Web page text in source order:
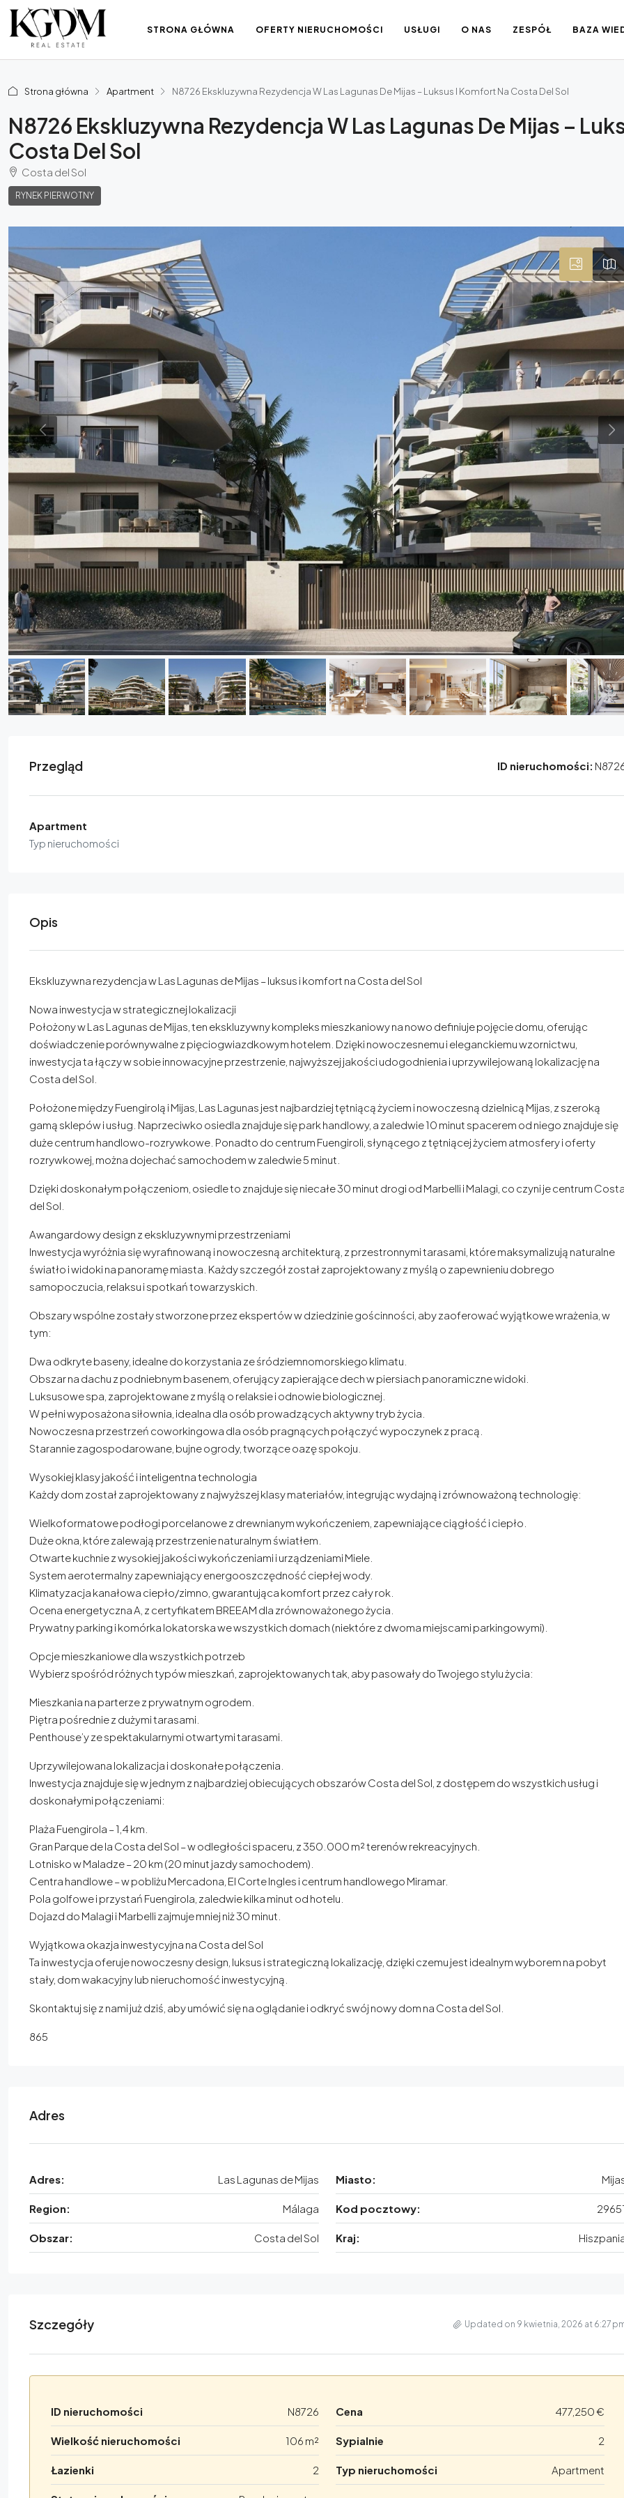
STRONA GŁÓWNA OFERTY NIERUCHOMOŚCI USŁUGI O NAS ZESPÓŁ BAZA
Strona główna Apartment N8726 Ekskluzywna Rezydencja W Las Lagunas De Mijas – Luksus I Komfort Na Costa Del Sol
N8726 Ekskluzywna Rezydencja W Las Lagunas De Mijas –
Costa Del Sol
Costa del Sol
RYNEK PIERWOTNY
Przegląd ID nieruchomości:
Apartment
Typ nieruchomości
Opis
Ekskluzywna rezydencja w Las Lagunas de Mijas – luksus i komfort na Costa del Sol
Nowa inwestycja w strategicznej lokalizacji
Położony w Las Lagunas de Mijas, ten ekskluzywny kompleks mieszkaniowy na nowo definiuje pojęcie domu, oferując
doświadczenie porównywalne z pięciogwiazdkowym hotelem. Dzięki nowoczesnemu i eleganckiemu wzornictwu,
inwestycja ta łączy w sobie innowacyjne przestrzenie, najwyższej jakości udogodnienia i uprzywilejowaną lokalizację na
Costa del Sol.
Położone między Fuengirolą i Mijas, Las Lagunas jest najbardziej tętniącą życiem i nowoczesną dzielnicą Mijas, z szeroką
gamą sklepów i usług. Naprzeciwko osiedla znajduje się park handlowy, a zaledwie 10 minut spacerem od niego znajduje się
duże centrum handlowo-rozrywkowe. Ponadto do centrum Fuengiroli, słynącego z tętniącej życiem atmosfery i oferty
rozrywkowej, można dojechać samochodem w zaledwie 5 minut.
Dzięki doskonałym połączeniom, osiedle to znajduje się niecałe 30 minut drogi od Marbelli i Malagi, co czyni je centrum
del Sol.
Awangardowy design z ekskluzywnymi przestrzeniami
Inwestycja wyróżnia się wyrafinowaną i nowoczesną architekturą, z przestronnymi tarasami, które maksymalizują naturalne
światło i widoki na panoramę miasta. Każdy szczegół został zaprojektowany z myślą o zapewnieniu dobrego
samopoczucia, relaksu i spotkań towarzyskich.
Obszary wspólne zostały stworzone przez ekspertów w dziedzinie gościnności, aby zaoferować wyjątkowe wrażenia, w
tym:
Dwa odkryte baseny, idealne do korzystania ze śródziemnomorskiego klimatu.
Obszar na dachu z podniebnym basenem, oferujący zapierające dech w piersiach panoramiczne widoki.
Luksusowe spa, zaprojektowane z myślą o relaksie i odnowie biologicznej.
W pełni wyposażona siłownia, idealna dla osób prowadzących aktywny tryb życia.
Nowoczesna przestrzeń coworkingowa dla osób pragnących połączyć wypoczynek z pracą.
Starannie zagospodarowane, bujne ogrody, tworzące oazę spokoju.
Wysokiej klasy jakość i inteligentna technologia
Każdy dom został zaprojektowany z najwyższej klasy materiałów, integrując wydajną i zrównoważoną technologię:
Wielkoformatowe podłogi porcelanowe z drewnianym wykończeniem, zapewniające ciągłość i ciepło.
Duże okna, które zalewają przestrzenie naturalnym światłem.
Otwarte kuchnie z wysokiej jakości wykończeniami i urządzeniami Miele.
System aerotermalny zapewniający energooszczędność ciepłej wody.
Klimatyzacja kanałowa ciepło/zimno, gwarantująca komfort przez cały rok.
Ocena energetyczna A, z certyfikatem BREEAM dla zrównoważonego życia.
Prywatny parking i komórka lokatorska we wszystkich domach (niektóre z dwoma miejscami parkingowymi).
Opcje mieszkaniowe dla wszystkich potrzeb
Wybierz spośród różnych typów mieszkań, zaprojektowanych tak, aby pasowały do Twojego stylu życia:
Mieszkania na parterze z prywatnym ogrodem.
Piętra pośrednie z dużymi tarasami.
Penthouse’y ze spektakularnymi otwartymi tarasami.
Uprzywilejowana lokalizacja i doskonałe połączenia.
Inwestycja znajduje się w jednym z najbardziej obiecujących obszarów Costa del Sol, z dostępem do wszystkich usług i
doskonałymi połączeniami:
Plaża Fuengirola – 1,4 km.
Gran Parque de la Costa del Sol – w odległości spaceru, z 350.000 m² terenów rekreacyjnych.
Lotnisko w Maladze – 20 km (20 minut jazdy samochodem).
Centra handlowe – w pobliżu Mercadona, El Corte Ingles i centrum handlowego Miramar.
Pola golfowe i przystań Fuengirola, zaledwie kilka minut od hotelu.
Dojazd do Malagi i Marbelli zajmuje mniej niż 30 minut.
Wyjątkowa okazja inwestycyjna na Costa del Sol
Ta inwestycja oferuje nowoczesny design, luksus i strategiczną lokalizację, dzięki czemu jest idealnym wyborem na pobyt
stały, dom wakacyjny lub nieruchomość inwestycyjną.
Skontaktuj się z nami już dziś, aby umówić się na oglądanie i odkryć swój nowy dom na Costa del Sol.
865
Adres
Adres: Las Lagunas de Mijas Miasto:
Region: Málaga Kod pocztowy:
Obszar: Costa del Sol Kraj:
Szczegóły Updated on 9 kwietnia, 2026 at 6:27
ID nieruchomości N8726 Cena 477,250 €
Wielkość nieruchomości 106 m² Sypialnie 2
Łazienki 2 Typ nieruchomości Apartment